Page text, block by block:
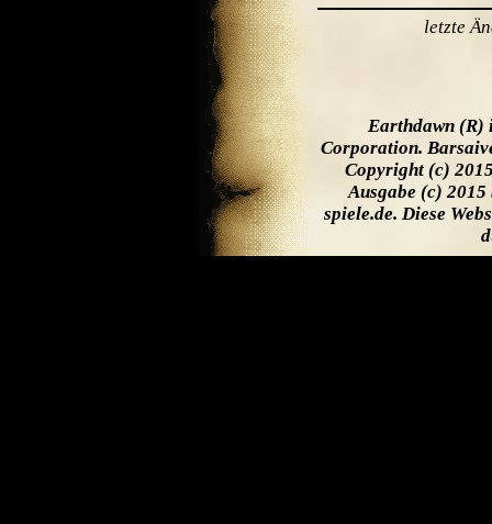
letzte
Earthdawn (R)
Corporation.
Copyright (c)
Ausgabe (c) 2015
spiele.de. Diese